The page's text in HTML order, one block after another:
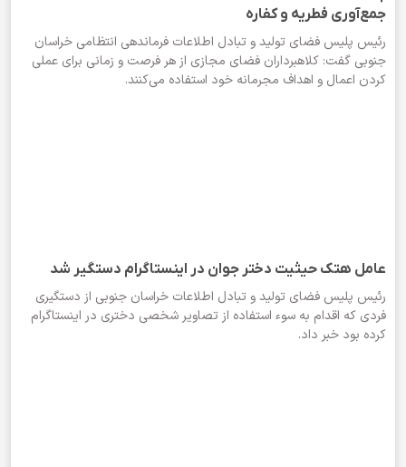
جمع‌آوری فطریه و کفاره
رئیس پلیس فضای تولید و تبادل اطلاعات فرماندهی انتظامی خراسان
جنوبی گفت: کلاهبرداران فضای مجازی از هر فرصت و زمانی برای عملی
کردن اعمال و اهداف مجرمانه خود استفاده می‌کنند.
عامل هتک حیثیت دختر جوان در اینستاگرام دستگیر شد
رئیس پلیس فضای تولید و تبادل اطلاعات خراسان جنوبی از دستگیری
فردی که اقدام به سوء استفاده از تصاویر شخصی دختری در اینستاگرام
کرده بود خبر داد.